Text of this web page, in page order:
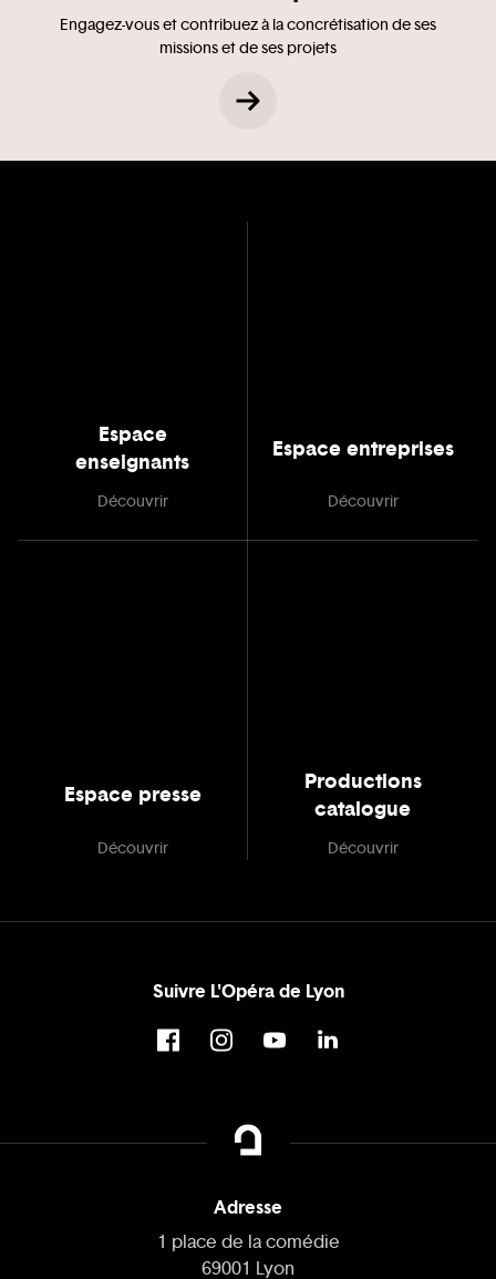
Engagez-vous et contribuez à la concrétisation de ses
missions et de ses projets
Espace
enseignants
Découvrir
Espace entreprises
Découvrir
Espace presse
Découvrir
Productions
catalogue
Découvrir
Suivre L'Opéra de Lyon
Adresse
1 place de la comédie
69001 Lyon